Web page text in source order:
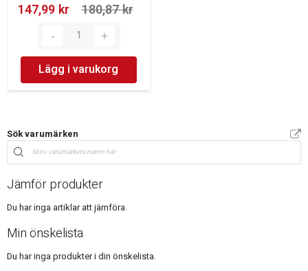
147,99 kr‎
180,87 kr‎
Lägg i varukorg
Sök varumärken
Jämför produkter
Du har inga artiklar att jämföra.
Min önskelista
Du har inga produkter i din önskelista.